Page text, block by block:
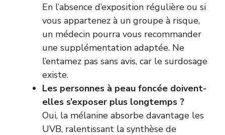
En l’absence d’exposition régulière ou si
vous appartenez à un groupe à risque,
un médecin pourra vous recommander
une supplémentation adaptée. Ne
l’entamez pas sans avis, car le surdosage
existe.
Les personnes à peau foncée doivent-
elles s’exposer plus longtemps ?
Oui, la mélanine absorbe davantage les
UVB, ralentissant la synthèse de